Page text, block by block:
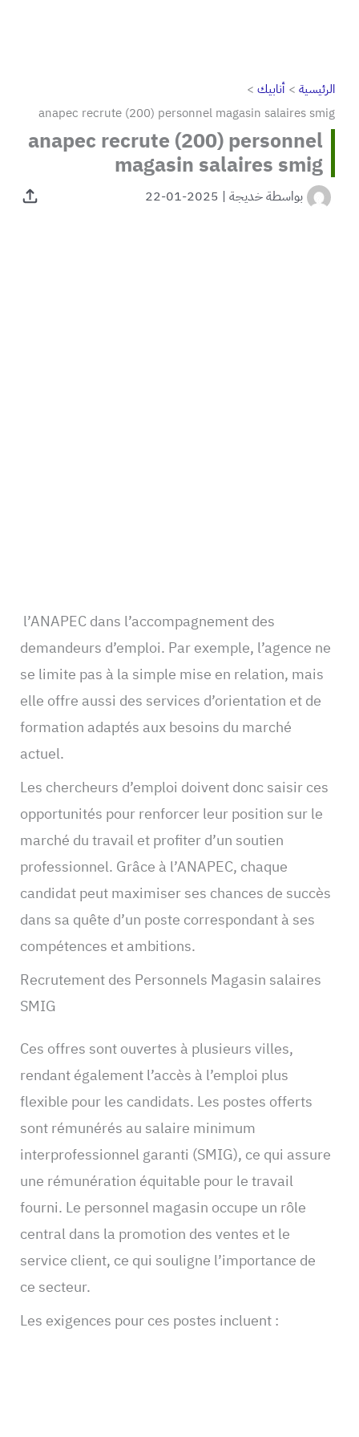
الرئيسية
أنابيك
anapec recrute (200) personnel magasin salaires smig
anapec recrute (200) personnel
magasin salaires smig
بواسطةخديجة |
2025-01-22
l’ANAPEC dans l’accompagnement des
demandeurs d’emploi. Par exemple, l’agence ne
se limite pas à la simple mise en relation, mais
elle offre aussi des services d’orientation et de
formation adaptés aux besoins du marché
actuel.
Les chercheurs d’emploi doivent donc saisir ces
opportunités pour renforcer leur position sur le
marché du travail et profiter d’un soutien
professionnel. Grâce à l’ANAPEC, chaque
candidat peut maximiser ses chances de succès
dans sa quête d’un poste correspondant à ses
compétences et ambitions.
Recrutement des Personnels Magasin salaires
SMIG
Ces offres sont ouvertes à plusieurs villes,
rendant également l’accès à l’emploi plus
flexible pour les candidats. Les postes offerts
sont rémunérés au salaire minimum
interprofessionnel garanti (SMIG), ce qui assure
une rémunération équitable pour le travail
fourni. Le personnel magasin occupe un rôle
central dans la promotion des ventes et le
service client, ce qui souligne l’importance de
ce secteur.
Les exigences pour ces postes incluent :